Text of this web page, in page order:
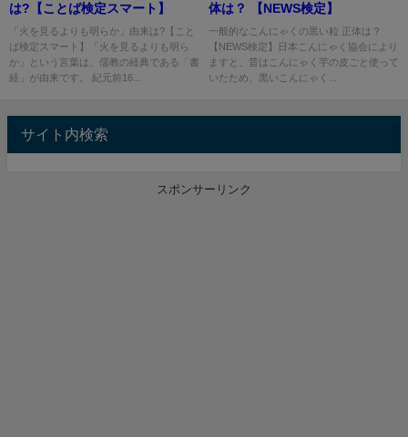
は?【ことば検定スマート】
「火を見るよりも明らか」由来は?【こと
ば検定スマート】「火を見るよりも明ら
か」という言葉は、儒教の経典である「書
経」が由来です。 紀元前16...
体は？ 【NEWS検定】
一般的なこんにゃくの黒い粒 正体は？
【NEWS検定】日本こんにゃく協会により
ますと、昔はこんにゃく芋の皮ごと使って
いたため、黒いこんにゃく...
サイト内検索
スポンサーリンク